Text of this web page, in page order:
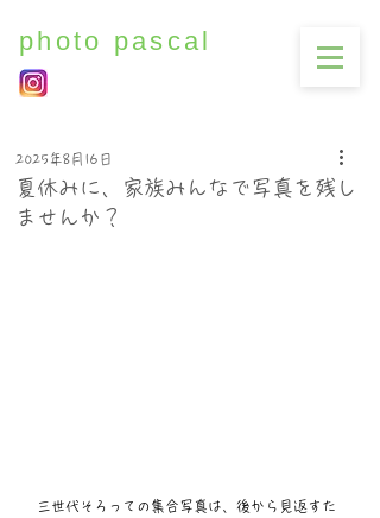
photo pascal
夏休みに、家族みんなで写真を残し
ませんか？
2025年8月16日
三世代そろっての集合写真は、後から見返すた